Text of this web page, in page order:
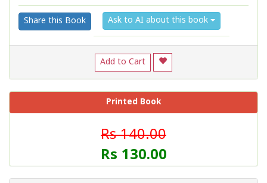
Share this Book Ask to AI about this book
Add to Cart
Printed Book
Rs 140.00
Rs 130.00